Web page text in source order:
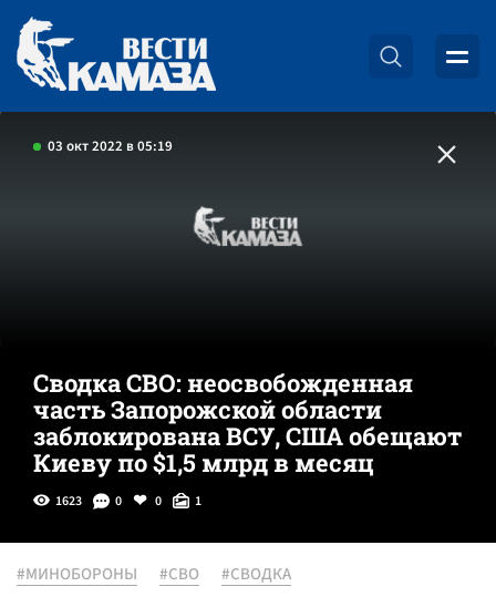
03 окт 2022 в 05:19
Сводка СВО: неосвобожденная
часть Запорожской области
заблокирована ВСУ, США обещают
Киеву по $1,5 млрд в месяц
1623 0 0 1
#МИНОБОРОНЫ #СВО #СВОДКА